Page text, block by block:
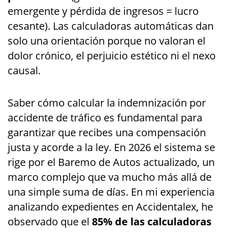
emergente y pérdida de ingresos = lucro
cesante). Las calculadoras automáticas dan
solo una orientación porque no valoran el
dolor crónico, el perjuicio estético ni el nexo
causal.
Saber cómo calcular la indemnización por
accidente de tráfico es fundamental para
garantizar que recibes una compensación
justa y acorde a la ley. En 2026 el sistema se
rige por el Baremo de Autos actualizado, un
marco complejo que va mucho más allá de
una simple suma de días. En mi experiencia
analizando expedientes en Accidentalex, he
observado que el 85% de las calculadoras